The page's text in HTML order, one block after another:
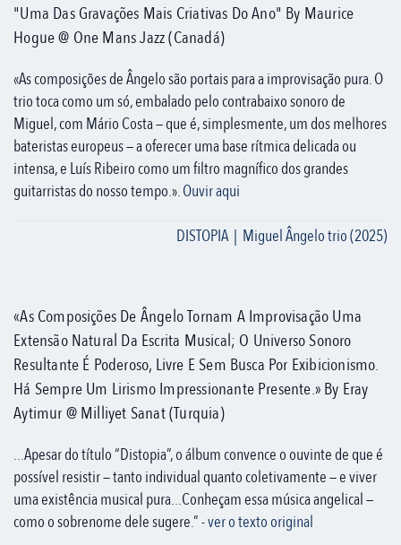
"Uma Das Gravações Mais Criativas Do Ano" By Maurice
Hogue @ One Mans Jazz (Canadá)
«As composições de Ângelo são portais para a improvisação pura. O
trio toca como um só, embalado pelo contrabaixo sonoro de
Miguel, com Mário Costa — que é, simplesmente, um dos melhores
bateristas europeus — a oferecer uma base rítmica delicada ou
intensa, e Luís Ribeiro como um filtro magnífico dos grandes
guitarristas do nosso tempo.».Ouvir aqui
DISTOPIA | Miguel Ângelo trio (2025)
«As Composições De Ângelo Tornam A Improvisação Uma
Extensão Natural Da Escrita Musical; O Universo Sonoro
Resultante É Poderoso, Livre E Sem Busca Por Exibicionismo.
Há Sempre Um Lirismo Impressionante Presente.» By Eray
Aytimur @ Milliyet Sanat (Turquia)
...Apesar do título “Distopia”, o álbum convence o ouvinte de que é
possível resistir — tanto individual quanto coletivamente — e viver
uma existência musical pura...Conheçam essa música angelical —
como o sobrenome dele sugere.” -ver o texto original